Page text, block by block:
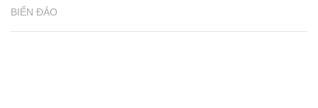
BIỂN ĐẢO